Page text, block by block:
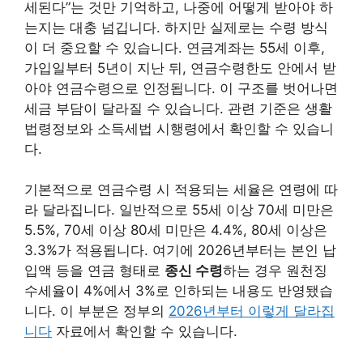
세된다”는 것만 기억하고, 나중에 어떻게 받아야 하
는지는 대충 넘깁니다. 하지만 실제로는 수령 방식
이 더 중요할 수 있습니다. 연금계좌는 55세 이후,
가입일부터 5년이 지난 뒤, 연금수령한도 안에서 받
아야 연금수령으로 인정됩니다. 이 구조를 벗어나면
세금 부담이 달라질 수 있습니다. 관련 기준은 생활
법령정보와 소득세법 시행령에서 확인할 수 있습니
다.
기본적으로 연금수령 시 적용되는 세율은 연령에 따
라 달라집니다. 일반적으로 55세 이상 70세 미만은
5.5%, 70세 이상 80세 미만은 4.4%, 80세 이상은
3.3%가 적용됩니다. 여기에 2026년부터는 본인 납
입액 등을 연금 형태로 종신 수령하는 경우 원천징
수세율이 4%에서 3%로 인하되는 내용도 반영됐습
니다. 이 부분은 정부의 2026년부터 이렇게 달라집
니다 자료에서 확인할 수 있습니다.